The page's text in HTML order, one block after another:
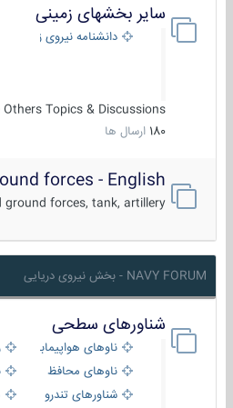
سایر بخشهای زمینی
دانشنامه نیروی زمینی
Others Topics & Discussions
180 ارسال ها
forces - English
ground forces, tank, artillery ...
NAVY FORUM - بخش نیروی دریایی
شناورهای سطحی
ناوهای هواپیمابر و بالگرد
ناوهای محافظ
شناورهای تندرو